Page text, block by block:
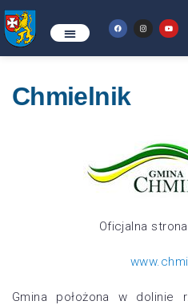
Chmielnik
Oficjalna
Gmina położona w dolinie